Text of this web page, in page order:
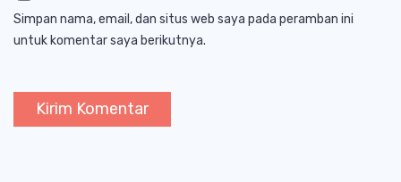
Simpan nama, email, dan situs web saya pada peramban ini
untuk komentar saya berikutnya.